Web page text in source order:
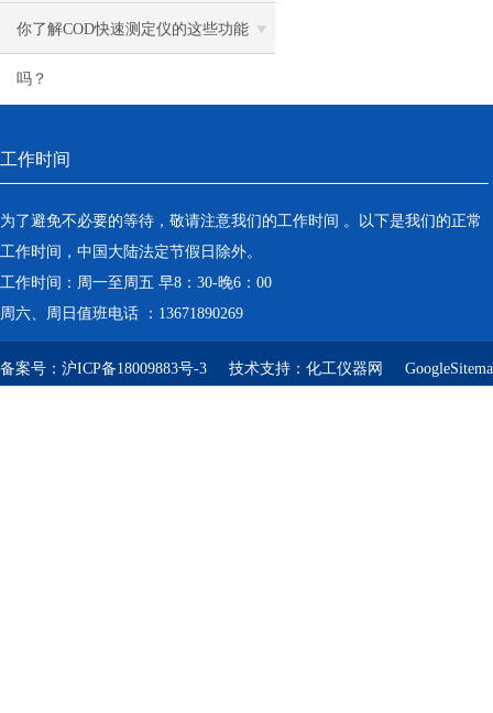
你了解COD快速测定仪的这些功能
吗？
工作时间
为了避免不必要的等待，敬请注意我们的工作时间 。以下是我们的正常
工作时间，中国大陆法定节假日除外。
工作时间：周一至周五 早8：30-晚6：00
周六、周日值班电话 ：13671890269
备案号： 沪ICP备18009883号-3 技术支持： 化工仪器网